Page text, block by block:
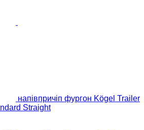
напівпричіп фургон Kögel Trailer
Straight